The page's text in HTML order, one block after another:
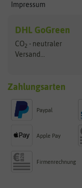
Impressum
DHL GoGreen
CO2 - neutraler
Versand...
Zahlungsarten
Paypal
Apple Pay
Firmenrechnung